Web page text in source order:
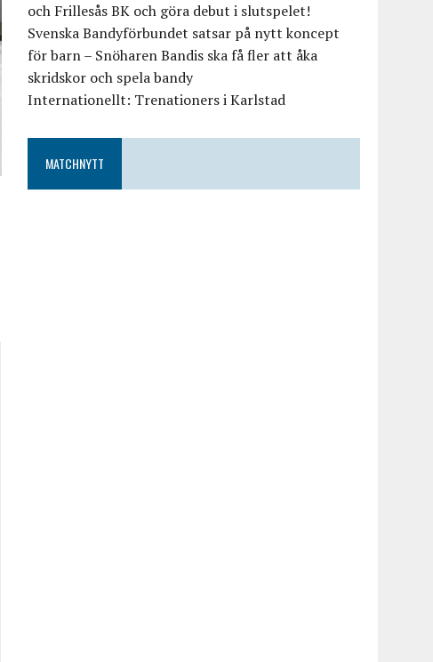
och Frillesås BK och göra debut i slutspelet!
Svenska Bandyförbundet satsar på nytt koncept
för barn – Snöharen Bandis ska få fler att åka
skridskor och spela bandy
Internationellt: Trenationers i Karlstad
MATCHNYTT